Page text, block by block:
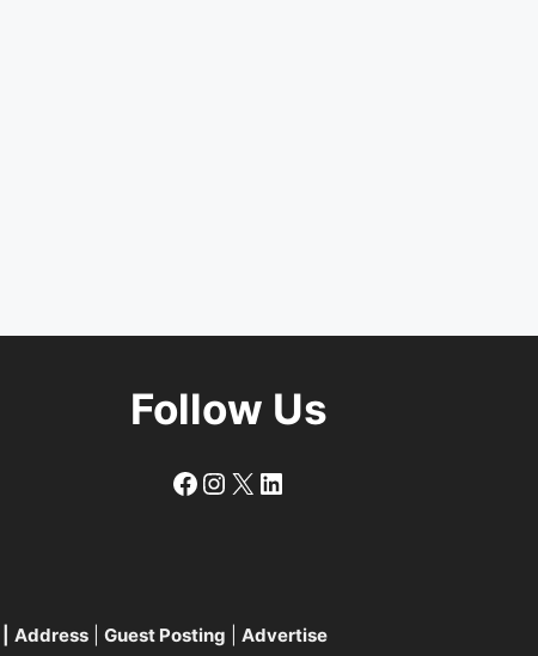
Follow Us
Follow
Follow
X LinkedIn
Address Guest Posting Advertise